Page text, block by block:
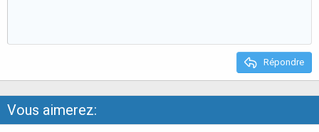
t
Répondre
Vous aimerez: